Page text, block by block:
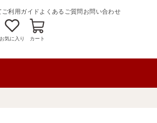
ご利用ガイドよくあるご質問 お問い合わせ
お気に入り カート